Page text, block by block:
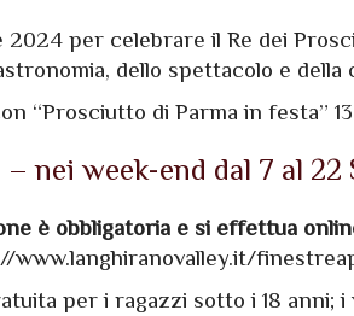
per celebrare il Re dei
dello spettacolo e della
“Prosciutto di Parma in festa”
nei week-end dal 7 al 22
è obbligatoria e si effettua
www.langhiranovalley.it/
per i ragazzi sotto i 18